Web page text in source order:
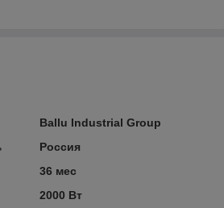
Ballu Industrial Group
Россия
36 мес
2000 Вт